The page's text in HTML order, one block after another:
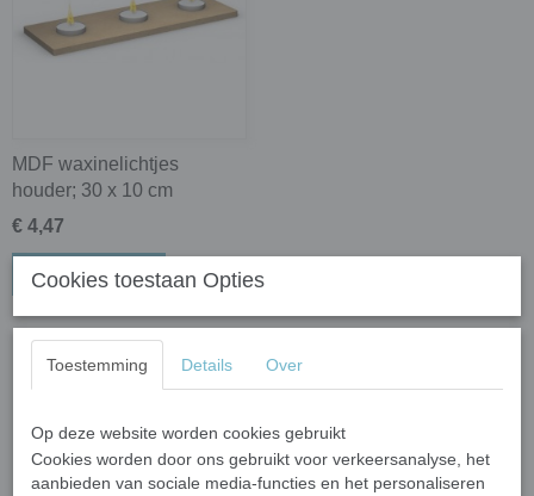
MDF waxinelichtjes
houder; 30 x 10 cm
€ 4,47
In winkelwagen
MDF Ondergronden voor
Cookies toestaan Opties
Toestemming Details Over
Op deze website worden cookies gebruikt
Cookies worden door ons gebruikt voor verkeersanalyse, het
aanbieden van sociale media-functies en het personaliseren